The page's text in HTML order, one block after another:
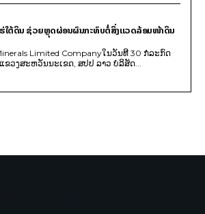
ໃຕ້ດິນ ຊ່ວຍຫຼຸດຜ່ອນຜົນກະທົບຕໍ່ສິ່ງແວດລ້ອມໜ້າດິນ
Limited Companyໃນວັນທີ 30 ກໍລະກົດ
ຂວງສະຫວັນນະເຂດ, ສປປ ລາວ ບໍລິສັດ...